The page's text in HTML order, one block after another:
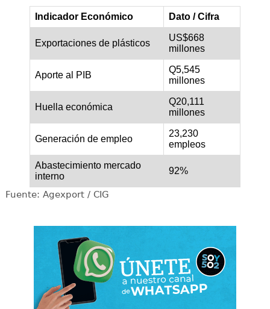
Indicador Económico Dato / Cifra
Exportaciones de plásticos
US$668
millones
Aporte al PIB
Q5,545
millones
Huella económica
Q20,111
millones
Generación de empleo
23,230
empleos
Abastecimiento mercado
interno
92%
Fuente: Agexport / CIG